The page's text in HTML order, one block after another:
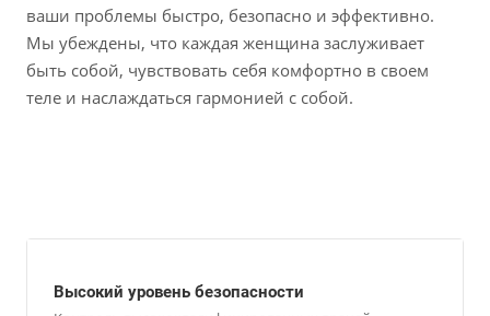
ваши проблемы быстро, безопасно и эффективно.
Мы убеждены, что каждая женщина заслуживает
быть собой, чувствовать себя комфортно в своем
теле и наслаждаться гармонией с собой.
Высокий уровень безопасности